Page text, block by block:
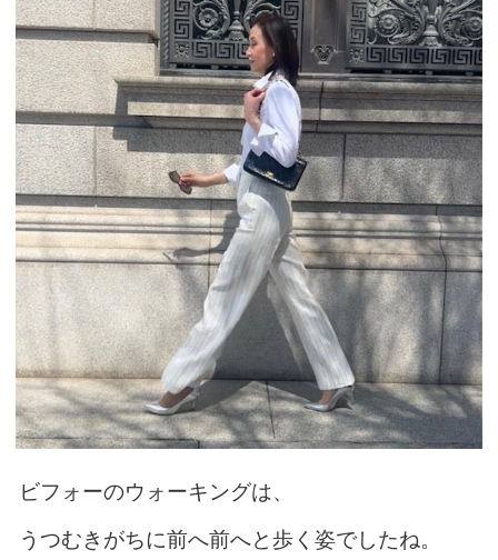
ビフォーのウォーキングは、
うつむきがちに前へ前へと歩く姿でしたね。